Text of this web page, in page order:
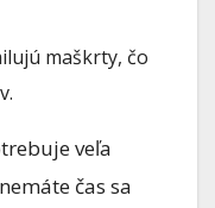
maškrty, čo
veľa
čas sa